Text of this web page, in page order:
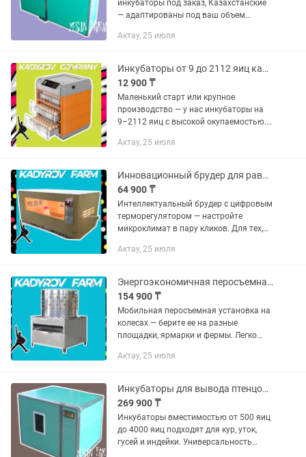
инкубаторы под заказ, Казахстанские
— адаптированы под ваш объем
опытными мастерами от YESIN FARM
окупается
Актау, 25 июля
Инкубаторы от 9 до 2112 яиц качество и надежность!
12 900 ₸
Маленький старт или крупное
производство — у нас инкубаторы на
9–2112 яиц с высокой окупаемостью.
электроэнергии и поддержка 24/7.
от...
Актау, 25 июля
Инновационный брудер для равномерного и быстрого роста
64 900 ₸
Интеллектуальный брудер с цифровым
терморегулятором — настройте
микроклимат в пару кликов. Для тех,
птенцов. Эффективный брудер для
Актау, 25 июля
Энергоэкономичная перосъемная установка для хозяйства
154 900 ₸
Мобильная перосъемная установка на
колесах — берите ее на разные
площадки, ярмарки и фермы. Легко
в работу. "Перосъемная машина:
Актау, 25 июля
Инкубаторы для вывода птенцов с точной температурой
269 900 ₸
Инкубаторы вместимостью от 500 яиц
до 4000 яиц подходят для кур, уток,
гусей и индейки. Универсальность